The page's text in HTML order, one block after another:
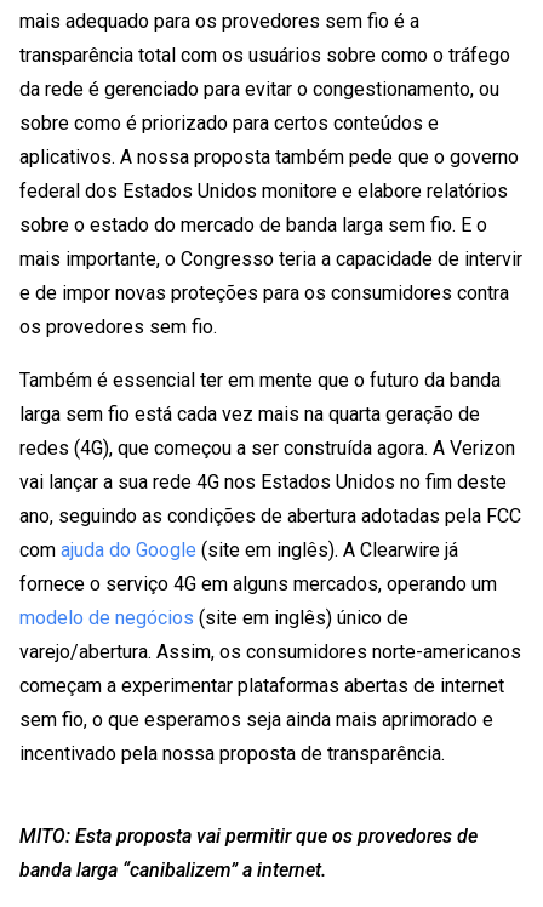
mais adequado para os provedores sem fio é a
transparência total com os usuários sobre como o tráfego
da rede é gerenciado para evitar o congestionamento, ou
sobre como é priorizado para certos conteúdos e
aplicativos. A nossa proposta também pede que o governo
federal dos Estados Unidos monitore e elabore relatórios
sobre o estado do mercado de banda larga sem fio. E o
mais importante, o Congresso teria a capacidade de intervir
e de impor novas proteções para os consumidores contra
os provedores sem fio.
Também é essencial ter em mente que o futuro da banda
larga sem fio está cada vez mais na quarta geração de
redes (4G), que começou a ser construída agora. A Verizon
vai lançar a sua rede 4G nos Estados Unidos no fim deste
ano, seguindo as condições de abertura adotadas pela FCC
com ajuda do Google (site em inglês). A Clearwire já
fornece o serviço 4G em alguns mercados, operando um
modelo de negócios (site em inglês) único de
varejo/abertura. Assim, os consumidores norte-americanos
começam a experimentar plataformas abertas de internet
sem fio, o que esperamos seja ainda mais aprimorado e
incentivado pela nossa proposta de transparência.
MITO: Esta proposta vai permitir que os provedores de
banda larga “canibalizem” a internet.